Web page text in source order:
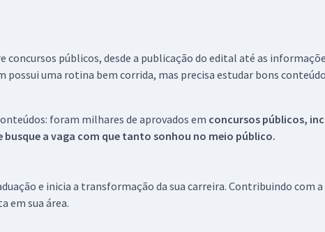
concursos públicos, desde a publicação do edital até as
possui uma rotina bem corrida, mas precisa estudar bons
foram milhares de aprovados em concursos públicos,
busque a vaga com que tanto sonhou no meio público.
e inicia a transformação da sua carreira. Contribuindo com
em sua área.